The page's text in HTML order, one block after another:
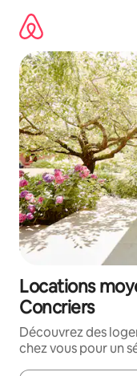
directement
contenu
Locations
Concriers
Découvrez des
chez vous pour un